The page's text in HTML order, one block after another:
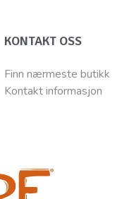
KONTAKT OSS
Finn nærmeste butikk
Kontakt informasjon